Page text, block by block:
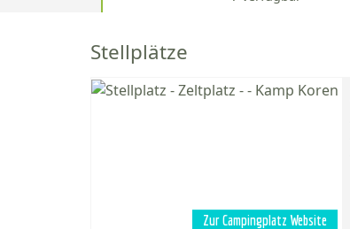
Stellplätze
Zur Campingplatz Website